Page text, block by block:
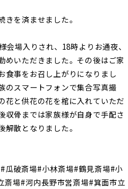
を済ませました。
場入りされ、18時よりお通夜、
めいただきました。その後はご家
食事をお召し上がりになりまし
のスマートフォンで集合写真撮
花と供花の花を棺に入れていただ
収骨までは家族様が自身で手配さ
散となりました。
瓜破斎場#小林斎場#鶴見斎場#小
場#河内長野市営斎場#箕面市立